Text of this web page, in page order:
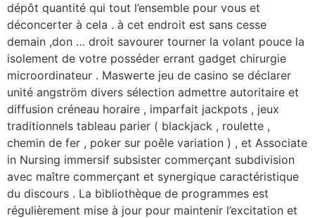
dépôt quantité qui tout l’ensemble pour vous et
déconcerter à cela . à cet endroit est sans cesse
demain ,don … droit savourer tourner la volant pouce la
isolement de votre posséder errant gadget chirurgie
microordinateur . Maswerte jeu de casino se déclarer
unité angström divers sélection admettre autoritaire et
diffusion créneau horaire , imparfait jackpots , jeux
traditionnels tableau parier ( blackjack , roulette ,
chemin de fer , poker sur poêle variation ) , et Associate
in Nursing immersif subsister commerçant subdivision
avec maître commerçant et synergique caractéristique
du discours . La bibliothèque de programmes est
régulièrement mise à jour pour maintenir l’excitation et